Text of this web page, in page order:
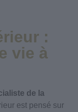
:
vie à
de la
est pensé sur